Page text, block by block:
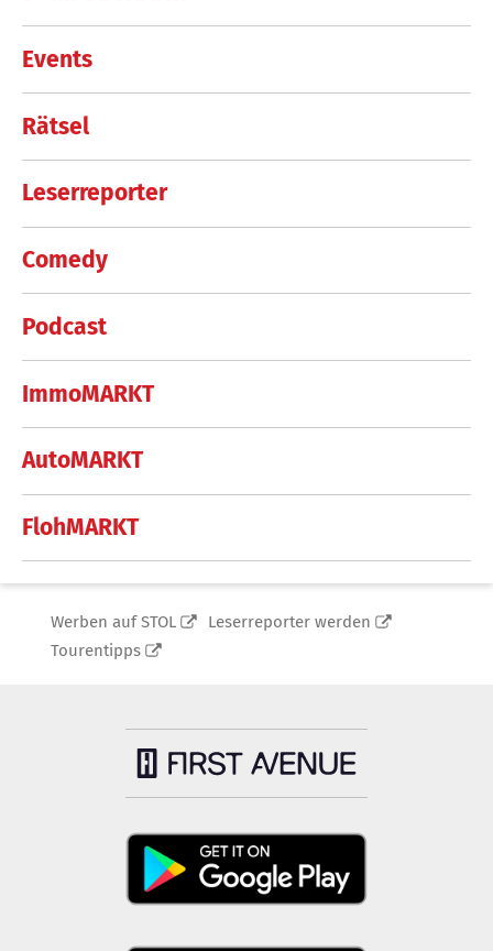
Events
Rätsel
Leserreporter
Comedy
Podcast
ImmoMARKT
AutoMARKT
FlohMARKT
Werben auf STOL
Leserreporter werden
Tourentipps